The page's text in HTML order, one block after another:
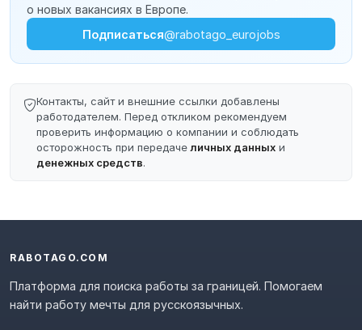
о новых вакансиях в Европе.
Подписаться@rabotago_eurojobs
Контакты, сайт и внешние ссылки добавлены
работодателем. Перед откликом рекомендуем
проверить информацию о компании и соблюдать
осторожность при передачеличных данных и
денежных средств.
RABOTAGO.COM
Платформа для поиска работы за границей. Помогаем
найти работу мечты для русскоязычных.